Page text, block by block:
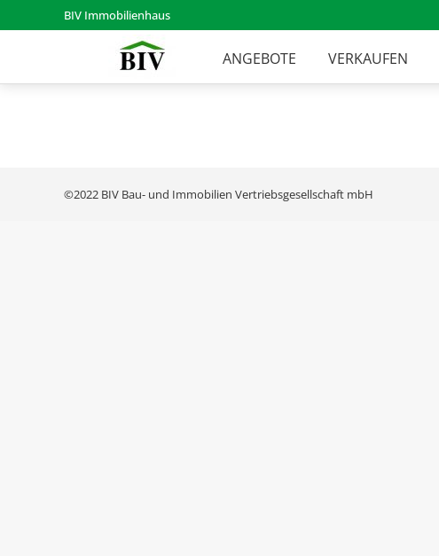
BIV Immobilienhaus
ANGEBOTE VERKAUFEN
©2022 BIV Bau- und Immobilien Vertriebsgesellschaft mbH